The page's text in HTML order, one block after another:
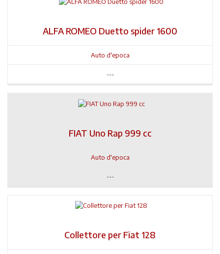
ALFA ROMEO Duetto spider 1600
Auto d'epoca
---
FIAT Uno Rap 999 cc
Auto d'epoca
---
Collettore per Fiat 128